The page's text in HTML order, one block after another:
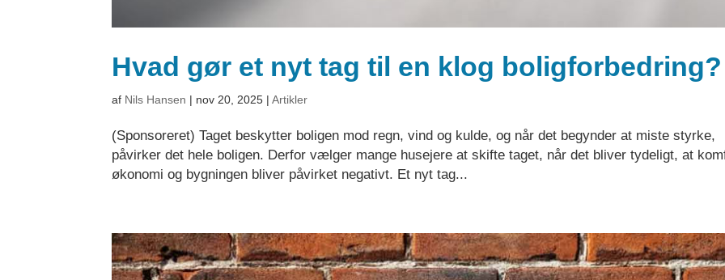
Hvad gør et nyt tag til en klog boligforbedring?
af Nils Hansen | nov 20, 2025| Artikler
(Sponsoreret) Taget beskytter boligen mod regn, vind og kulde, og når det begynder at miste styrke,
påvirker det hele boligen. Derfor vælger mange husejere at skifte taget, når det bliver tydeligt, at
økonomi og bygningen bliver påvirket negativt. Et nyt tag...